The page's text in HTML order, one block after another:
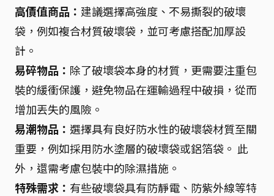
高價值商品： 建議選擇高強度、不易撕裂的破壞
袋，例如複合材質破壞袋，並可考慮搭配加厚設
計。
易碎物品： 除了破壞袋本身的材質，更需要注重包
裝的緩衝保護，避免物品在運輸過程中破損，從而
增加丟失的風險。
易潮物品： 選擇具有良好防水性的破壞袋材質至關
重要，例如採用防水塗層的破壞袋或鋁箔袋。 此
外，還需考慮包裝中的除濕措施。
特殊需求： 有些破壞袋具有防靜電、防紫外線等特